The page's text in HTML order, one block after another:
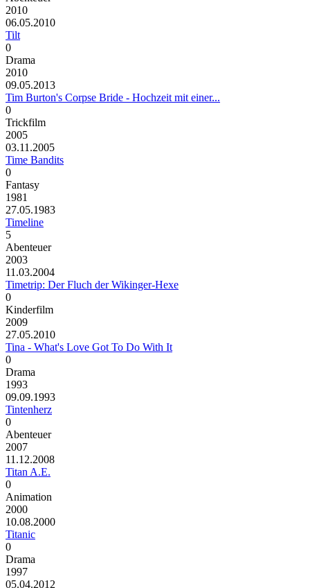
2010
06.05.2010
Tilt
0
Drama
2010
09.05.2013
Tim Burton's Corpse Bride - Hochzeit mit einer...
0
Trickfilm
2005
03.11.2005
Time Bandits
0
Fantasy
1981
27.05.1983
Timeline
5
Abenteuer
2003
11.03.2004
Timetrip: Der Fluch der Wikinger-Hexe
0
Kinderfilm
2009
27.05.2010
Tina - What's Love Got To Do With It
0
Drama
1993
09.09.1993
Tintenherz
0
Abenteuer
2007
11.12.2008
Titan A.E.
0
Animation
2000
10.08.2000
Titanic
0
Drama
1997
05.04.2012